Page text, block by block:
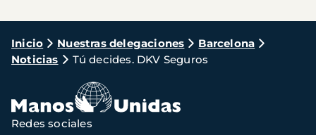
Ruta
de
navegación
Inicio Nuestras delegaciones
Barcelona
Noticias
Tú decides. DKV Seguros
Redes sociales